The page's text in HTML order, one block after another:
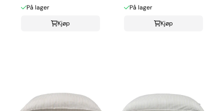
På lager
Kjøp
På lager
Kjøp